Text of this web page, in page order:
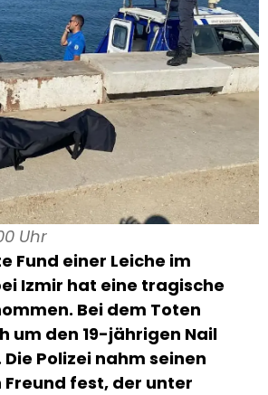
Uhr
Fund einer Leiche im
Izmir hat eine tragische
Bei dem Toten
um den 19-jährigen Nail
Die Polizei nahm seinen
fest, der unter